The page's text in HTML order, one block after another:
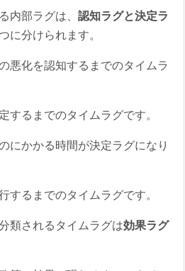
内部ラグは、 認知ラグと決定ラ
に分けられます。
悪化を認知するまでのタイムラ
するまでのタイムラグです。
にかかる時間が決定ラグになり
するまでのタイムラグです。
類されるタイムラグは効果ラグ